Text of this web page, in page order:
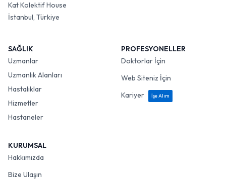
Kat Kolektif House
İstanbul, Türkiye
SAĞLIK
Uzmanlar
Uzmanlık Alanları
Hastalıklar
Hizmetler
Hastaneler
PROFESYONELLER
Doktorlar İçin
Web Siteniz İçin
Kariyer
İşe Alım
KURUMSAL
Hakkımızda
Bize Ulaşın